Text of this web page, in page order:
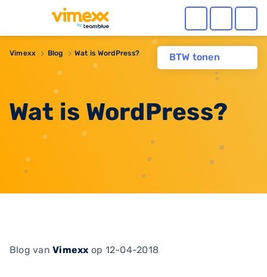
BTW tonen
Vimexx Blog Wat is WordPress?
Wat is WordPress?
Blog vanVimexx op 12-04-2018